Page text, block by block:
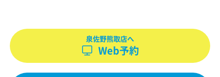
泉佐野熊取店へ
Web予約